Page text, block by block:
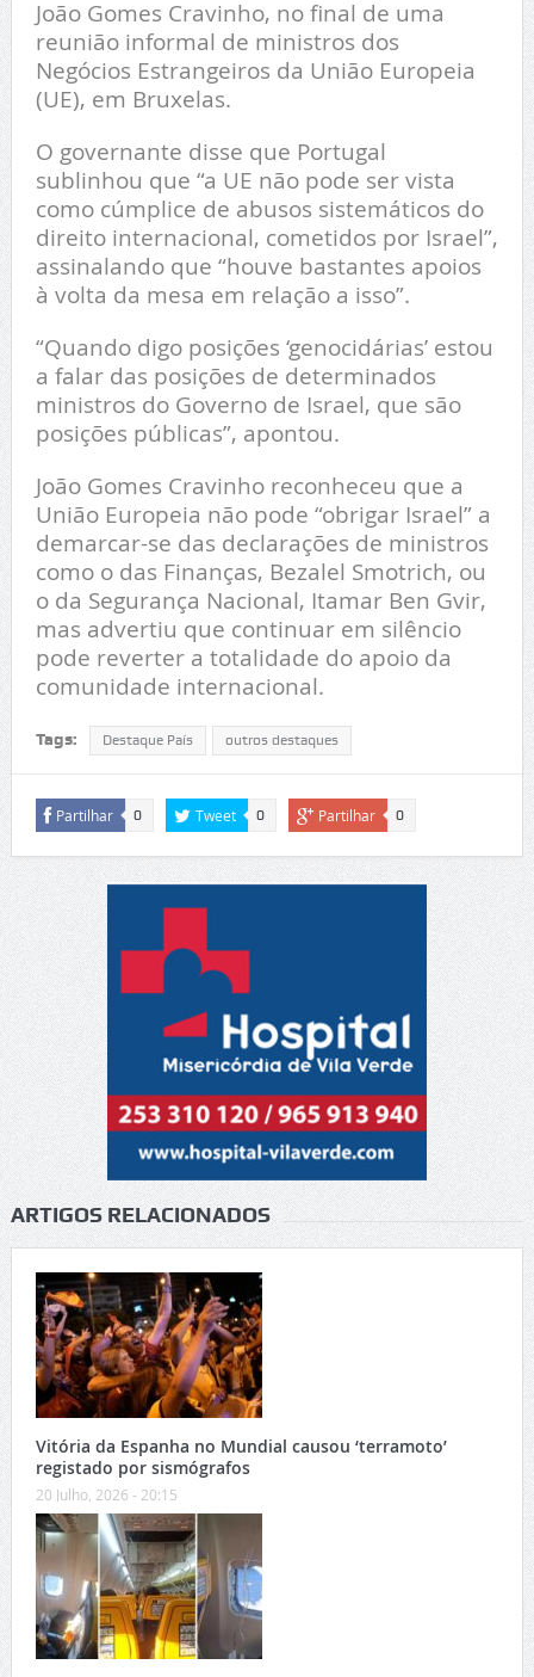
João Gomes Cravinho, no final de uma
reunião informal de ministros dos
Negócios Estrangeiros da União Europeia
(UE), em Bruxelas.
O governante disse que Portugal
sublinhou que “a UE não pode ser vista
como cúmplice de abusos sistemáticos do
direito internacional, cometidos por Israel”,
assinalando que “houve bastantes apoios
à volta da mesa em relação a isso”.
“Quando digo posições ‘genocidárias’ estou
a falar das posições de determinados
ministros do Governo de Israel, que são
posições públicas”, apontou.
João Gomes Cravinho reconheceu que a
União Europeia não pode “obrigar Israel” a
demarcar-se das declarações de ministros
como o das Finanças, Bezalel Smotrich, ou
o da Segurança Nacional, Itamar Ben Gvir,
mas advertiu que continuar em silêncio
pode reverter a totalidade do apoio da
comunidade internacional.
Tags: Destaque País outros destaques
Partilhar 0 Tweet 0 Partilhar 0
ARTIGOS RELACIONADOS
Vitória da Espanha no Mundial causou ‘terramoto’
registado por sismógrafos
20 Julho, 2026 - 20:15